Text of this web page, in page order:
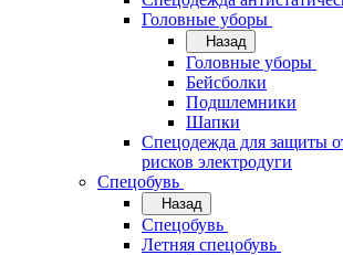
Головные уборы
Назад
Головные уборы
Бейсболки
Подшлемники
Шапки
Спецодежда для защиты
рисков электродуги
Спецобувь
Назад
Спецобувь
Летняя спецобувь